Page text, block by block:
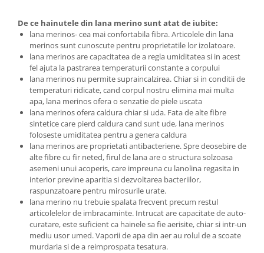
De ce hainutele din lana merino sunt atat de iubite:
lana merinos- cea mai confortabila fibra. Articolele din lana
merinos sunt cunoscute pentru proprietatile lor izolatoare.
lana merinos are capacitatea de a regla umiditatea si in acest
fel ajuta la pastrarea temperaturii constante a corpului
lana merinos nu permite supraincalzirea. Chiar si in conditii de
temperaturi ridicate, cand corpul nostru elimina mai multa
apa, lana merinos ofera o senzatie de piele uscata
lana merinos ofera caldura chiar si uda. Fata de alte fibre
sintetice care pierd caldura cand sunt ude, lana merinos
foloseste umiditatea pentru a genera caldura
lana merinos are proprietati antibacteriene. Spre deosebire de
alte fibre cu fir neted, firul de lana are o structura solzoasa
asemeni unui acoperis, care impreuna cu lanolina regasita in
interior previne aparitia si dezvoltarea bacteriilor,
raspunzatoare pentru mirosurile urate.
lana merino nu trebuie spalata frecvent precum restul
articolelelor de imbracaminte. Intrucat are capacitate de auto-
curatare, este suficient ca hainele sa fie aerisite, chiar si intr-un
mediu usor umed. Vaporii de apa din aer au rolul de a scoate
murdaria si de a reimprospata tesatura.